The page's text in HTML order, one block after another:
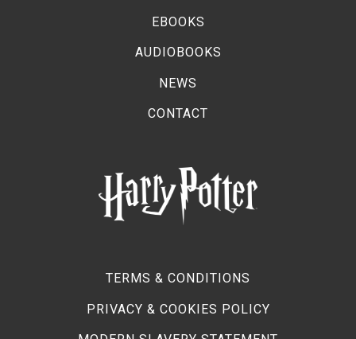
EBOOKS
AUDIOBOOKS
NEWS
CONTACT
TERMS & CONDITIONS
PRIVACY & COOKIES POLICY